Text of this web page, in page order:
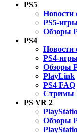
PS5
Новости
PS5-игры
Обзоры
PS4
Новости
PS4-игры
Обзоры
PlayLink
PS4 FAQ
Стримы
PS VR 2
Обзоры